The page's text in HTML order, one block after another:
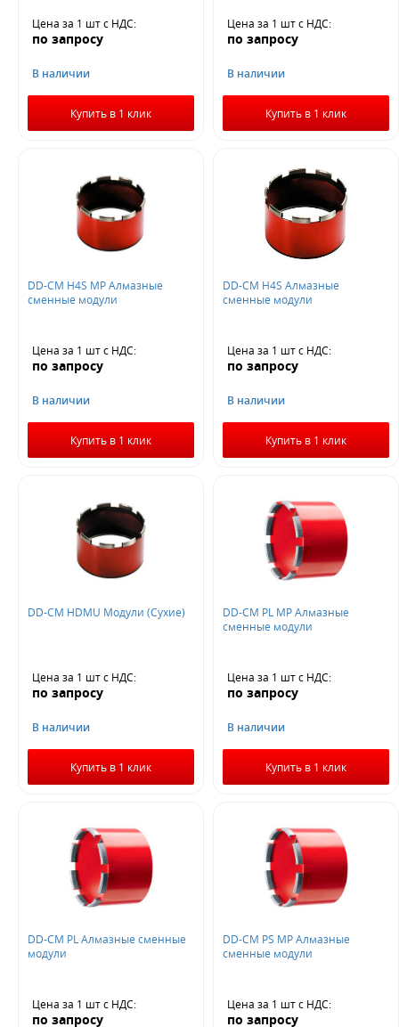
Цена за 1 штс НДС:
по запросу
В наличии
Купить в 1 клик
Цена за 1 штс НДС:
по запросу
В наличии
Купить в 1 клик
DD-CM H4S MP Алмазные
сменные модули
Цена за 1 штс НДС:
по запросу
В наличии
Купить в 1 клик
DD-CM H4S Алмазные
сменные модули
Цена за 1 штс НДС:
по запросу
В наличии
Купить в 1 клик
DD-CM HDMU Модули (Сухие)
Цена за 1 штс НДС:
по запросу
В наличии
Купить в 1 клик
DD-CM PL MP Алмазные
сменные модули
Цена за 1 штс НДС:
по запросу
В наличии
Купить в 1 клик
DD-CM PL Алмазные сменные
модули
Цена за 1 штс НДС:
по запросу
DD-CM PS MP Алмазные
сменные модули
Цена за 1 штс НДС:
по запросу